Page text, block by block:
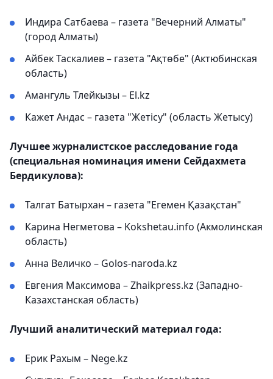
Индира Сатбаева – газета "Вечерний Алматы"
(город Алматы)
Айбек Таскалиев – газета "Ақтөбе" (Актюбинская
область)
Амангуль Тлейкызы – El.kz
Кажет Андас – газета "Жетісу" (область Жетысу)
Лучшее журналистское расследование года
(специальная номинация имени Сейдахмета
Бердикулова):
Талгат Батырхан – газета "Егемен Қазақстан"
Карина Негметова – Kokshetau.info (Акмолинская
область)
Анна Величко – Golos-naroda.kz
Евгения Максимова – Zhaikpress.kz (Западно-
Казахстанская область)
Лучший аналитический материал года:
Ерик Рахым – Nege.kz